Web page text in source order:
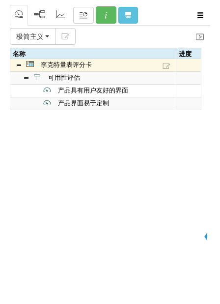
极简主义
名称
进度
李克特量表评分卡
可用性评估
产品具有用户友好的界面
产品界面易于定制